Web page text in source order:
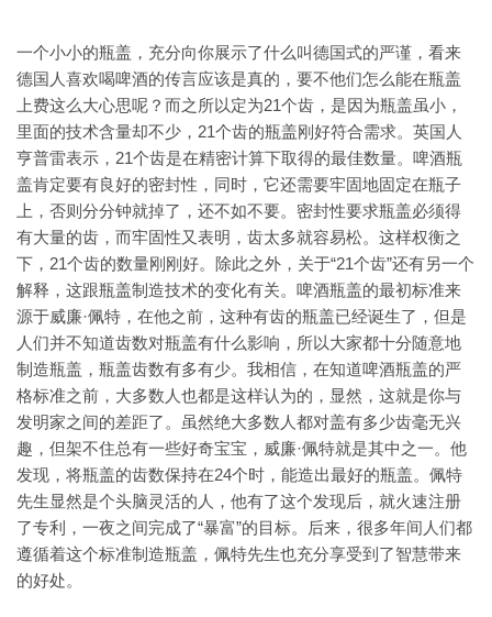
一个小小的瓶盖，充分向你展示了什么叫德国式的严谨，看来
德国人喜欢喝啤酒的传言应该是真的，要不他们怎么能在瓶盖
上费这么大心思呢？而之所以定为21个齿，是因为瓶盖虽小，
里面的技术含量却不少，21个齿的瓶盖刚好符合需求。英国人
亨普雷表示，21个齿是在精密计算下取得的最佳数量。啤酒瓶
盖肯定要有良好的密封性，同时，它还需要牢固地固定在瓶子
上，否则分分钟就掉了，还不如不要。密封性要求瓶盖必须得
有大量的齿，而牢固性又表明，齿太多就容易松。这样权衡之
下，21个齿的数量刚刚好。除此之外，关于“21个齿”还有另一个
解释，这跟瓶盖制造技术的变化有关。啤酒瓶盖的最初标准来
源于威廉·佩特，在他之前，这种有齿的瓶盖已经诞生了，但是
人们并不知道齿数对瓶盖有什么影响，所以大家都十分随意地
制造瓶盖，瓶盖齿数有多有少。我相信，在知道啤酒瓶盖的严
格标准之前，大多数人也都是这样认为的，显然，这就是你与
发明家之间的差距了。虽然绝大多数人都对盖有多少齿毫无兴
趣，但架不住总有一些好奇宝宝，威廉·佩特就是其中之一。他
发现，将瓶盖的齿数保持在24个时，能造出最好的瓶盖。佩特
先生显然是个头脑灵活的人，他有了这个发现后，就火速注册
了专利，一夜之间完成了“暴富”的目标。后来，很多年间人们都
遵循着这个标准制造瓶盖，佩特先生也充分享受到了智慧带来
的好处。